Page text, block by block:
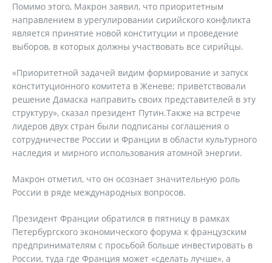
Помимо этого, Макрон заявил, что приоритетным
направлением в урегулировании сирийского конфликта
является принятие новой конституции и проведение
выборов, в которых должны участвовать все сирийцы.
«Приоритетной задачей видим формирование и запуск
конституционного комитета в Женеве; приветствовали
решение Дамаска направить своих представителей в эту
структуру», сказал президент Путин.Также на встрече
лидеров двух стран были подписаны соглашения о
сотрудничестве России и Франции в области культурного
наследия и мирного использования атомной энергии.
Макрон отметил, что он осознает значительную роль
России в ряде международных вопросов.
Президент Франции обратился в пятницу в рамках
Петербургского экономического форума к французским
предпринимателям с просьбой больше инвестировать в
России, туда где Франция может «сделать лучше», а